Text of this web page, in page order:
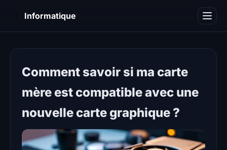
Informatique
Comment savoir si ma carte
mère est compatible avec une
nouvelle carte graphique ?